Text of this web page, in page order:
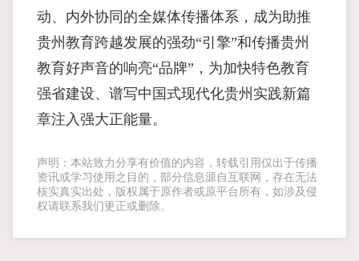
动、内外协同的全媒体传播体系，成为助推
贵州教育跨越发展的强劲“引擎”和传播贵州
教育好声音的响亮“品牌”，为加快特色教育
强省建设、谱写中国式现代化贵州实践新篇
章注入强大正能量。
声明：本站致力分享有价值的内容，转载引用仅出于传播
资讯或学习使用之目的，部分信息源自互联网，存在无法
核实真实出处，版权属于原作者或原平台所有，如涉及侵
权请联系我们更正或删除。